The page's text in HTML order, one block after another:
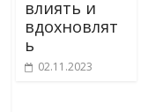
влиять и
вдохновлят
ь
02.11.2023